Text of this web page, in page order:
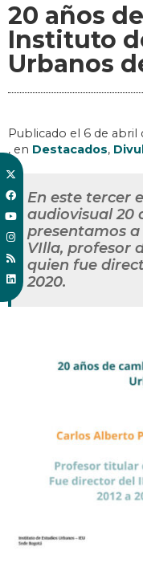
20 años
Instituto
Urbanos
Publicado el 6 de abril
, en Destacados,
En este tercer
audiovisual 20
presentamos
VIlla, profesor
quien fue
2020.